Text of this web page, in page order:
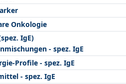
Onkologie
IgE)
- spez. IgE
Profile - spez. IgE
- spez. IgE